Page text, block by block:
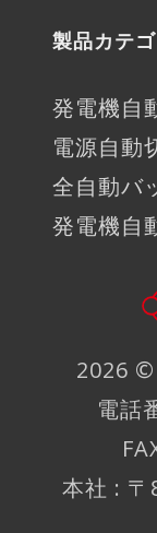
製品カテゴ
発電機自
電源自動
全自動バ
発電機自
2026 ©
電話
本社 :